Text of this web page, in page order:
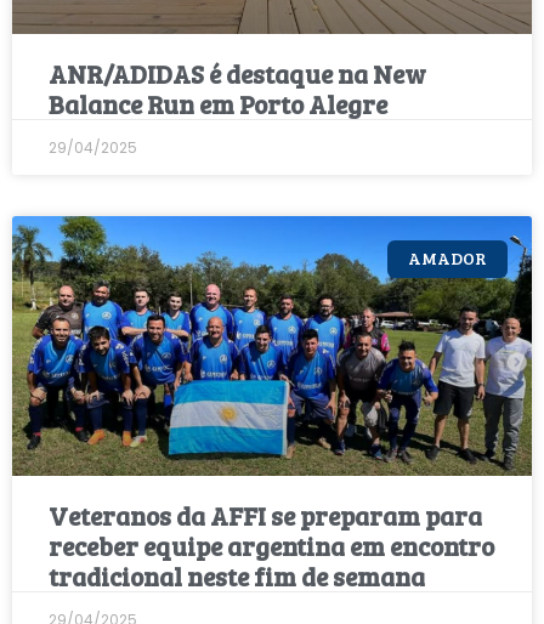
ANR/ADIDAS é destaque na New
Balance Run em Porto Alegre
29/04/2025
AMADOR
Veteranos da AFFI se preparam para
receber equipe argentina em encontro
tradicional neste fim de semana
29/04/2025